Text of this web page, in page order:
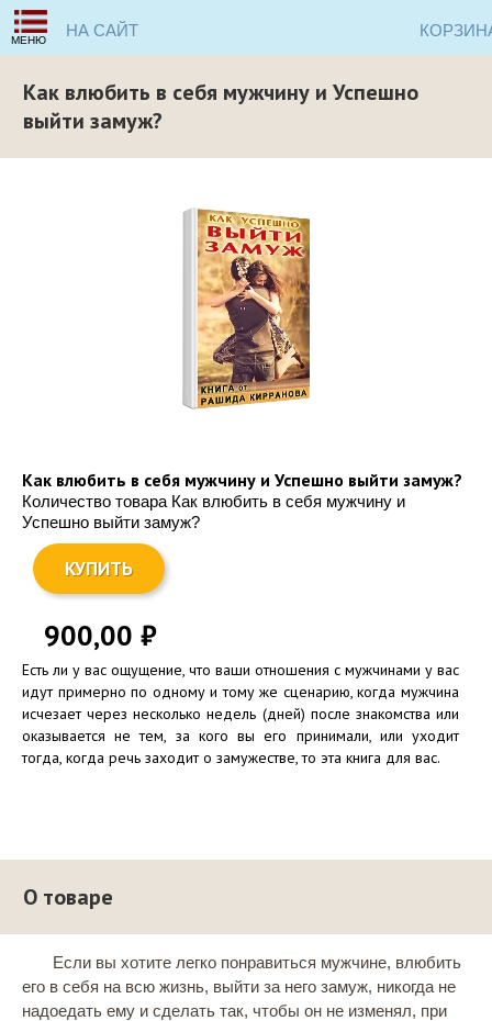
МЕНЮ
НА САЙТ
Как влюбить в себя мужчину и Успешно
выйти замуж?
Как влюбить в себя мужчину и Успешно выйти замуж?
Количество товара Как влюбить в себя мужчину и
Успешно выйти замуж?
КУПИТЬ
900,00 ₽
Есть ли у вас ощущение, что ваши отношения с мужчинами у вас
идут примерно по одному и тому же сценарию, когда мужчина
исчезает через несколько недель (дней) после знакомства или
оказывается не тем, за кого вы его принимали, или уходит
тогда, когда речь заходит о замужестве, то эта книга для вас.
О товаре
Если вы хотите легко понравиться мужчине, влюбить
его в себя на всю жизнь, выйти за него замуж, никогда не
надоедать ему и сделать так, чтобы он не изменял, при